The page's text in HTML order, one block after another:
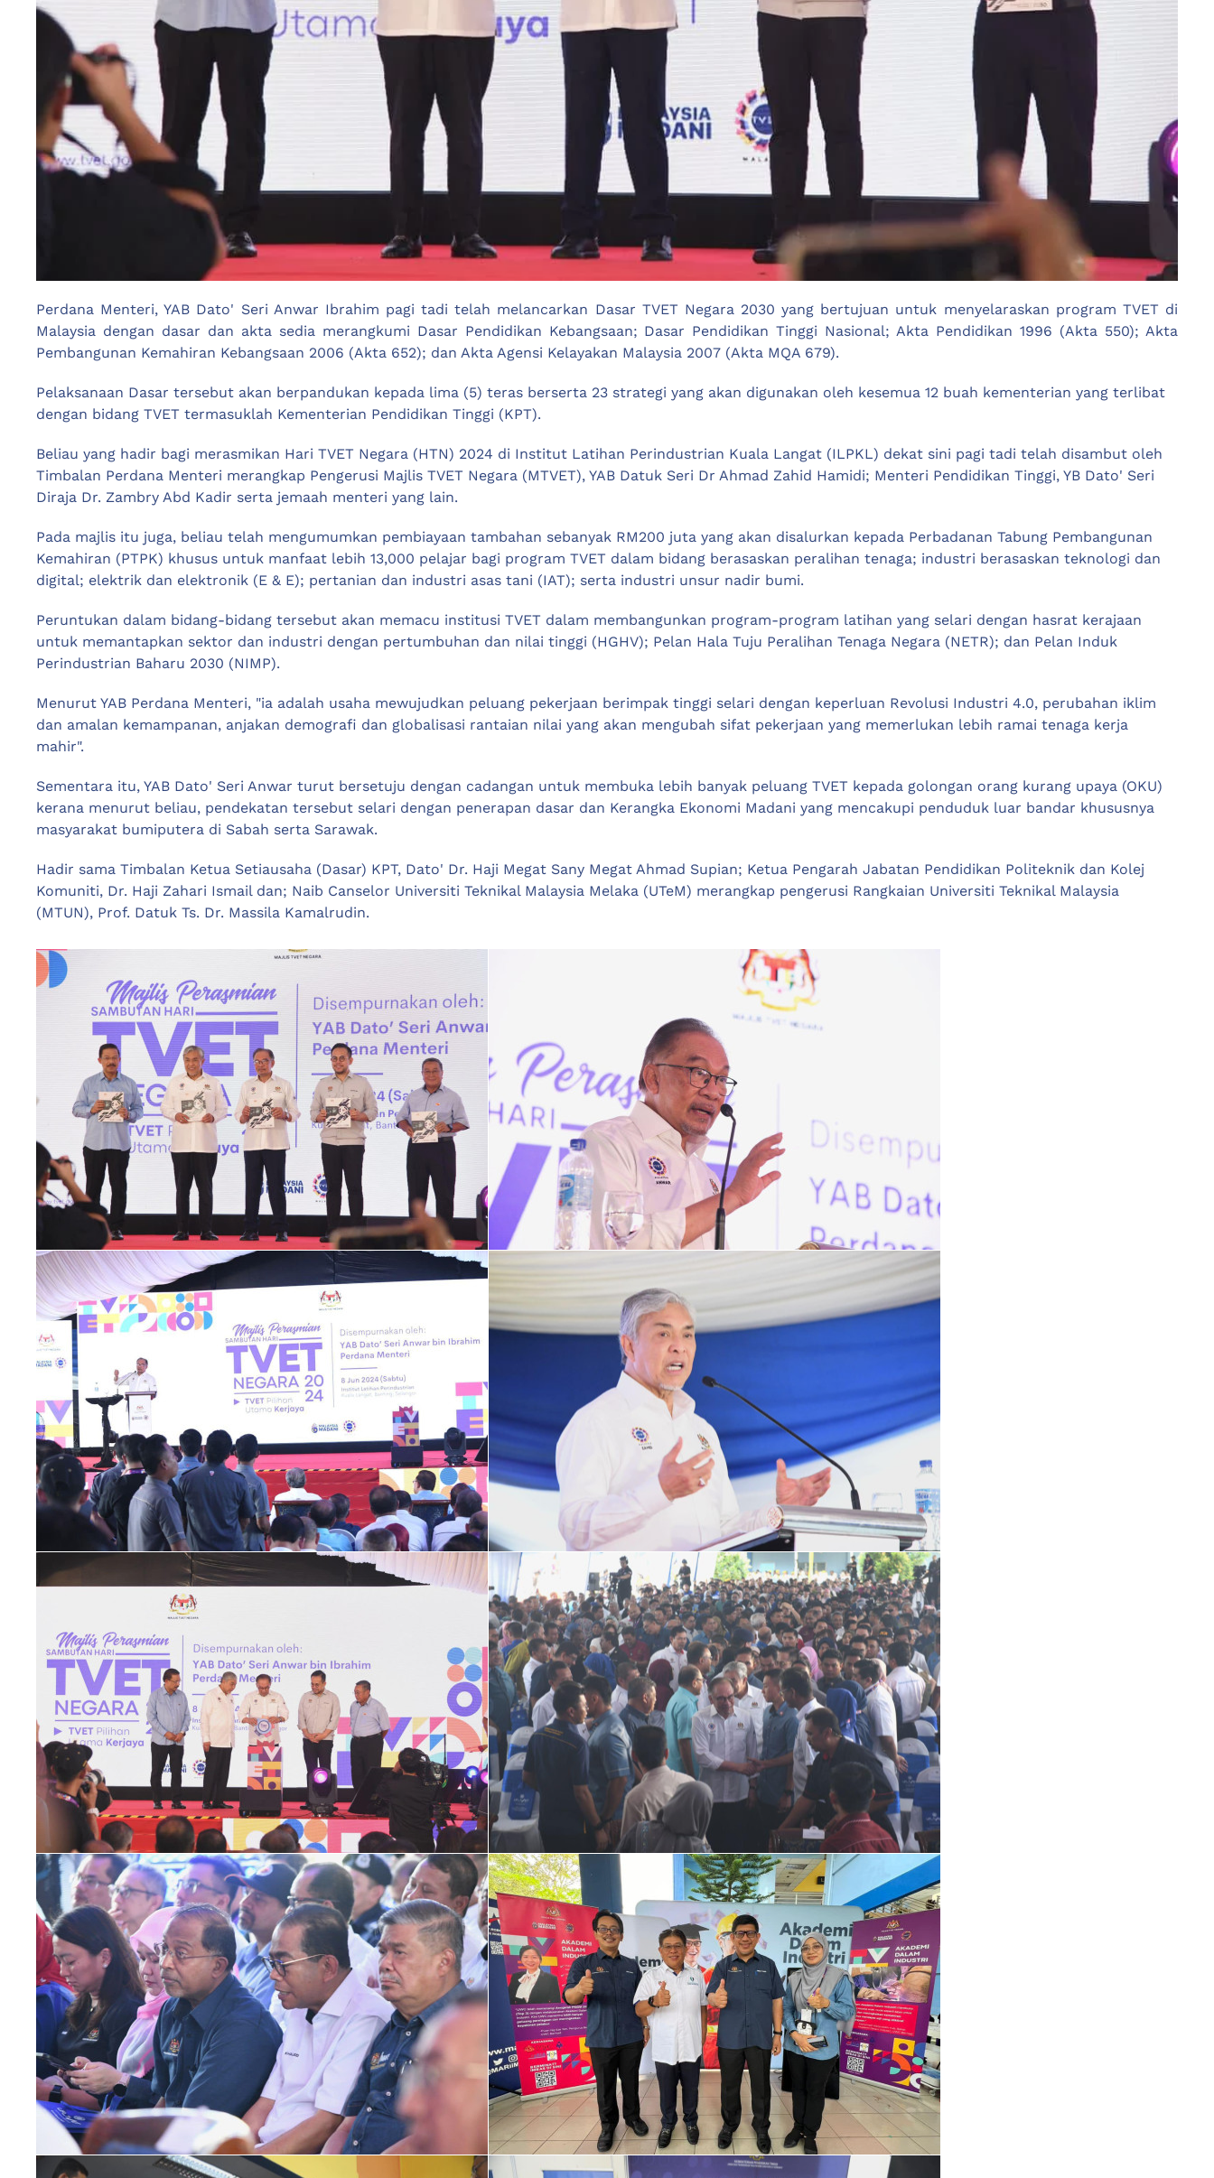
Perdana Menteri, YAB Dato' Seri Anwar Ibrahim pagi tadi telah melancarkan Dasar TVET Negara 2030 yang bertujuan untuk menyelaraskan program TVET di
Malaysia dengan dasar dan akta sedia merangkumi Dasar Pendidikan Kebangsaan; Dasar Pendidikan Tinggi Nasional; Akta Pendidikan 1996 (Akta 550); Akta
Pembangunan Kemahiran Kebangsaan 2006 (Akta 652); dan Akta Agensi Kelayakan Malaysia 2007 (Akta MQA 679).
Pelaksanaan Dasar tersebut akan berpandukan kepada lima (5) teras berserta 23 strategi yang akan digunakan oleh kesemua 12 buah kementerian yang terlibat
dengan bidang TVET termasuklah Kementerian Pendidikan Tinggi (KPT).
Beliau yang hadir bagi merasmikan Hari TVET Negara (HTN) 2024 di Institut Latihan Perindustrian Kuala Langat (ILPKL) dekat sini pagi tadi telah disambut oleh
Timbalan Perdana Menteri merangkap Pengerusi Majlis TVET Negara (MTVET), YAB Datuk Seri Dr Ahmad Zahid Hamidi; Menteri Pendidikan Tinggi, YB Dato' Seri
Diraja Dr. Zambry Abd Kadir serta jemaah menteri yang lain.
Pada majlis itu juga, beliau telah mengumumkan pembiayaan tambahan sebanyak RM200 juta yang akan disalurkan kepada Perbadanan Tabung Pembangunan
Kemahiran (PTPK) khusus untuk manfaat lebih 13,000 pelajar bagi program TVET dalam bidang berasaskan peralihan tenaga; industri berasaskan teknologi dan
digital; elektrik dan elektronik (E & E); pertanian dan industri asas tani (IAT); serta industri unsur nadir bumi.
Peruntukan dalam bidang-bidang tersebut akan memacu institusi TVET dalam membangunkan program-program latihan yang selari dengan hasrat kerajaan
untuk memantapkan sektor dan industri dengan pertumbuhan dan nilai tinggi (HGHV); Pelan Hala Tuju Peralihan Tenaga Negara (NETR); dan Pelan Induk
Perindustrian Baharu 2030 (NIMP).
Menurut YAB Perdana Menteri, "ia adalah usaha mewujudkan peluang pekerjaan berimpak tinggi selari dengan keperluan Revolusi Industri 4.0, perubahan iklim
dan amalan kemampanan, anjakan demografi dan globalisasi rantaian nilai yang akan mengubah sifat pekerjaan yang memerlukan lebih ramai tenaga kerja
mahir".
Sementara itu, YAB Dato' Seri Anwar turut bersetuju dengan cadangan untuk membuka lebih banyak peluang TVET kepada golongan orang kurang upaya (OKU)
kerana menurut beliau, pendekatan tersebut selari dengan penerapan dasar dan Kerangka Ekonomi Madani yang mencakupi penduduk luar bandar khususnya
masyarakat bumiputera di Sabah serta Sarawak.
Hadir sama Timbalan Ketua Setiausaha (Dasar) KPT, Dato' Dr. Haji Megat Sany Megat Ahmad Supian; Ketua Pengarah Jabatan Pendidikan Politeknik dan Kolej
Komuniti, Dr. Haji Zahari Ismail dan; Naib Canselor Universiti Teknikal Malaysia Melaka (UTeM) merangkap pengerusi Rangkaian Universiti Teknikal Malaysia
(MTUN), Prof. Datuk Ts. Dr. Massila Kamalrudin.